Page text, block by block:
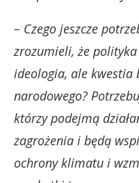
– Czego jeszcze
zrozumieli, że
ideologia, ale kwestia
narodowego?
którzy podejmą
zagrożenia i będą
ochrony klimatu i